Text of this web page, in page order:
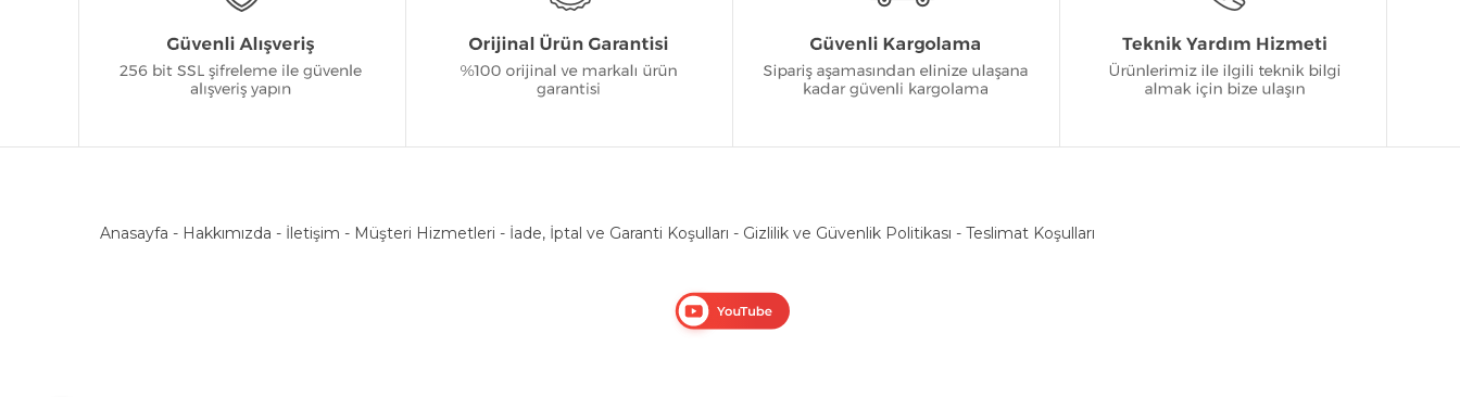
Anasayfa - Hakkımızda - İletişim - Müşteri Hizmetleri - İade, İptal ve Garanti Koşulları - Gizlilik ve Güvenlik Politikası - Teslimat Koşulları